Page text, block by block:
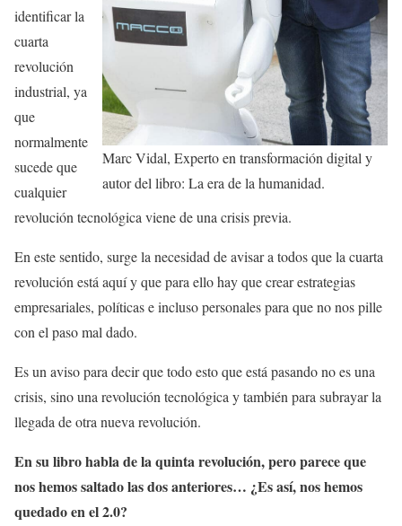
Marc Vidal, Experto en transformación digital y
autor del libro: La era de la humanidad.
identificar la
cuarta
revolución
industrial, ya
que
normalmente
sucede que
cualquier
revolución tecnológica viene de una crisis previa.
En este sentido, surge la necesidad de avisar a todos que la cuarta
revolución está aquí y que para ello hay que crear estrategias
empresariales, políticas e incluso personales para que no nos pille
con el paso mal dado.
Es un aviso para decir que todo esto que está pasando no es una
crisis, sino una revolución tecnológica y también para subrayar la
llegada de otra nueva revolución.
En su libro habla de la quinta revolución, pero parece que
nos hemos saltado las dos anteriores… ¿Es así, nos hemos
quedado en el 2.0?